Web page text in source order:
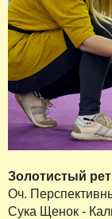
Золотистый
Оч.
Сука Щенок -